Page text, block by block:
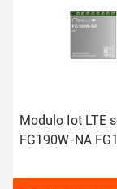
Modulo Iot LTE
FG190W-NA
Modulo